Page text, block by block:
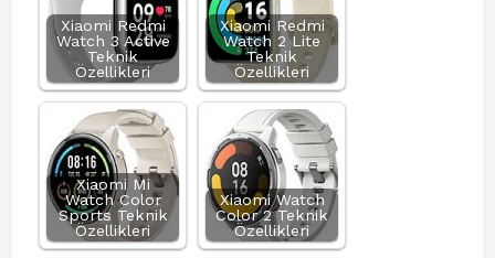
Xiaomi Redmi
Watch 3 Active
Teknik
Özellikleri
Xiaomi Redmi
Watch 2 Lite
Teknik
Özellikleri
Xiaomi Mi
Watch Color
Sports Teknik
Özellikleri
Xiaomi Watch
Color 2 Teknik
Özellikleri